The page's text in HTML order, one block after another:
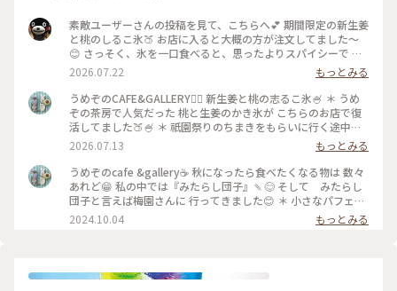
素敵ユーザーさんの投稿を見て、こちらへ💕 期間限定の新生姜
と桃のしるこ氷🍑 お店に入ると大概の方が注文してました〜
😊 さっそく、氷を一口食べると、思ったよりスパイシーで 生
姜の風味が口いっぱい広がります🥰 氷で生姜…はじめて…！
桃も程よい量で、食べ進めると下には、こし餡！ だから、し
るこなんですね〜🤔 頼んだ時は、何でだろうと思ったけど、な
るほど〜です😘 この後も、山鉾巡りなので、あっという間に
汗💦になるけど、 真夏に食べるかき氷🍧、魅力的ですよね✨✨
2026.07.22
もっとみる
うめぞのCAFE&GALLERY🏳️‍🌈 新生姜と桃の志るこ氷🍧 ＊ うめ
ぞの茶房で人気だった 桃と生姜のかき氷が こちらのお店で復
活してました🍑🍧 ＊ 祇園祭りのちまきをもらいに行く途中に
寄ろうかなどうしようかな？と 考えながら前を通ったら桃氷
の看板でていたので スルーできませんでした😆 ＊ ぴりりとく
る新生姜のシロップが すごいアクセントになって🫚 合間合間
にみずみずしい桃のスライスを いただきます🍑 ちょっと見え
づらいですが 中にはもっちり白玉と そしてこし餡が入ってい
るので 最後には、しるこ氷としていただきました😊 ＊ 人気か
き氷だけに🍧 私が最後の一杯だったようで 注文したあとにす
に幸せでした😊 ＊ ギャラリーでは風鈴展が🎐 陶器のブルーの
2026.07.13
もっとみる
うめぞのcafe &gallery☕️ 秋になったら食べたくなる物は 数々
あれど😁 私の中では『みたらし団子』🍡😊 そして みたらし
団子と言えば梅園さんに 行ってきました😊 ＊ 小さなパフェと
みたらし団子のセット🩷 この小さなパフェのセットが復活し
て 小躍りです😁 パフェにはわらび餅と小さな抹茶アイスとク
しい 蜜がたっぷりのみたらし団子はやっぱり 美味しかったで
2024.10.04 もっとみる